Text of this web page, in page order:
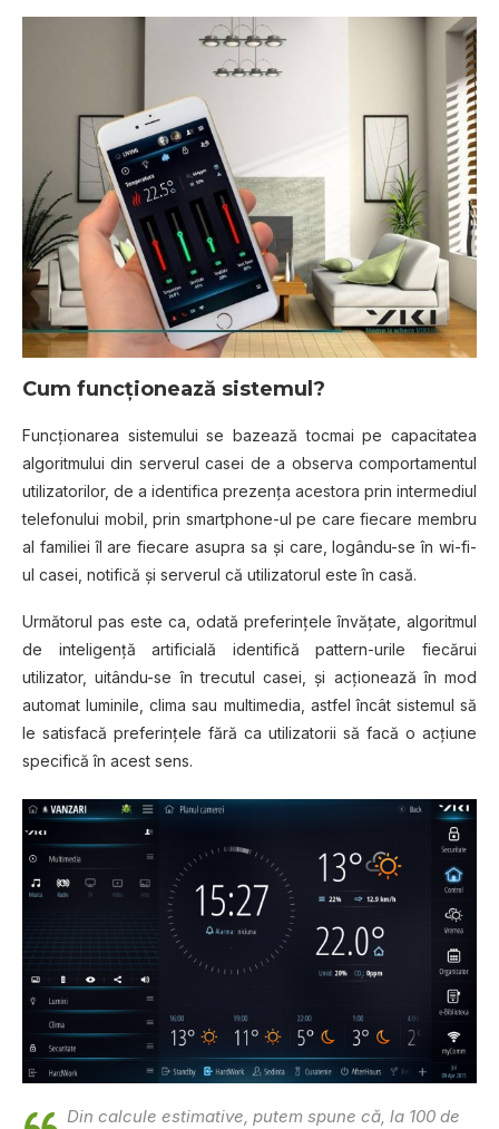
Cum funcționează sistemul?
Funcţionarea sistemului se bazează tocmai pe capacitatea
algoritmului din serverul casei de a observa comportamentul
utilizatorilor, de a identifica prezenţa acestora prin intermediul
telefonului mobil, prin smartphone-ul pe care fiecare membru
al familiei îl are fiecare asupra sa şi care, logându-se în wi-fi-
ul casei, notifică şi serverul că utilizatorul este în casă.
Următorul pas este ca, odată preferinţele învăţate, algoritmul
de inteligenţă artificială identifică pattern-urile fiecărui
utilizator, uitându-se în trecutul casei, şi acţionează în mod
automat luminile, clima sau multimedia, astfel încât sistemul să
le satisfacă preferinţele fără ca utilizatorii să facă o acţiune
specifică în acest sens.
Din calcule estimative, putem spune că, la 100 de